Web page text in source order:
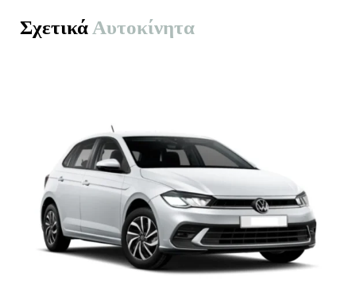
Σχετικά Αυτοκίνητα